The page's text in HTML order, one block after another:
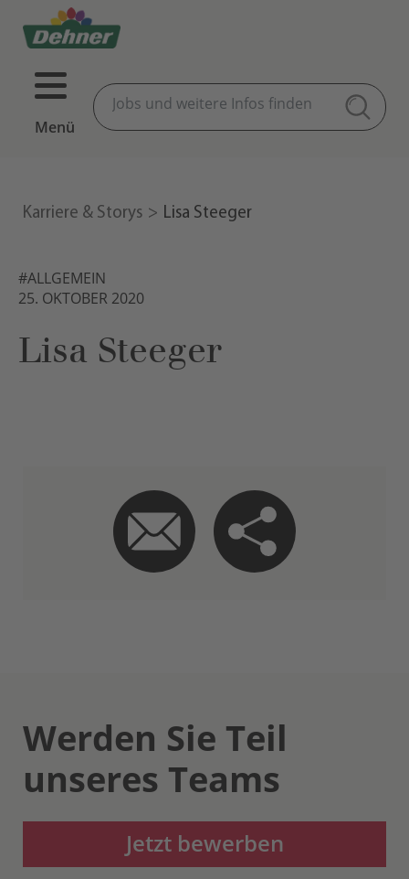
Menü
Karriere & Storys Lisa Steeger
#ALLGEMEIN
25. OKTOBER 2020
Lisa Steeger
Werden Sie Teil
unseres Teams
Jetzt bewerben